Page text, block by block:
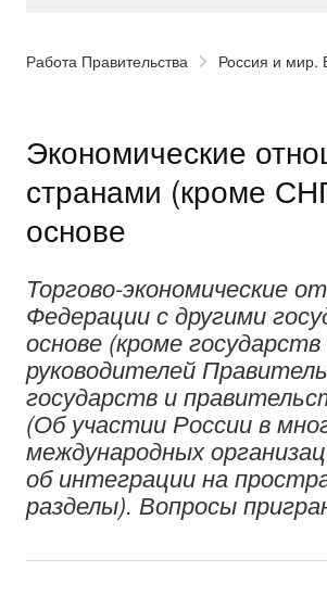
Работа Правительства Россия и мир.
Экономические
странами (кроме
основе
Торгово-экономические
Федерации с другими
основе (кроме
руководителей
государств и
(Об участии России в
международных
об интеграции на
разделы). Вопросы